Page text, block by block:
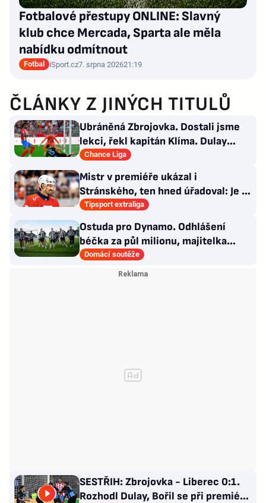
Fotbalové přestupy ONLINE: Slavný
klub chce Mercada, Sparta ale měla
nabídku odmítnout
Fotbal iSport.cz7. srpna 202621:19
ČLÁNKY Z JINÝCH TITULŮ
Ubráněná Zbrojovka. Dostali jsme
lekci, řekl kapitán Klíma. Dulay
překonal kamaráda
Chance Liga
Mistr v premiéře ukázal i
Stránského, ten hned úřadoval: Je to
pro mě úplně nové…
Tipsport extraliga
Ostuda pro Dynamo. Odhlášení
béčka za půl milionu, majitelka
odmítla nabídku kraje
Domácí soutěže
SESTŘIH: Zbrojovka - Liberec 0:1.
Rozhodl Dulay, Bořil se při premiéře